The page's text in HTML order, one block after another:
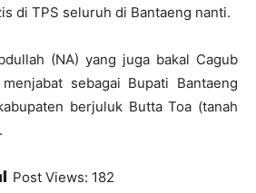
di TPS seluruh di Bantaeng nanti.
(NA) yang juga bakal Cagub
sebagai Bupati Bantaeng
berjuluk Butta Toa (tanah
Post Views: 182